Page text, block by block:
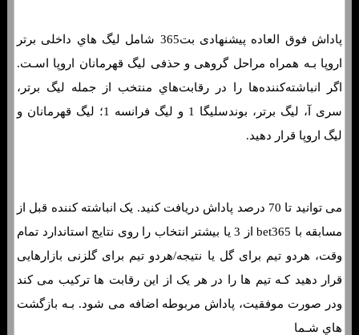
پاداش فوق العاده پیشنهادی بت365 شامل لیگ هاي‌ داخلی برتر
اروپا بـه همراه مراحل گروهی و حذفی لیگ قهرمانان اروپا اسـت.
اگر انباشته‌کننده‌ها را در رقابت‌هاي‌ منتخب از جمله لیگ برتر،
سری آ، لیگ برتر، بوندسلیگا 1 و لیگ فرانسه 1؛ لیگ قهرمانان و
لیگ اروپا قرار دهید.
می توانید تا 70 درصد پاداش دریافت کنید. یک انباشته کننده قبل از
مسابقه با bet365 از 3 یا بیشتر انتخاب را روی نتایج استاندارد تمام
وقت، هردو تیم برای گل یا نتیجه/هردو تیم برای گلزنی بازارهایی
قرار دهید کـه تیم ها را در هر یک از این رقابت ها ترکیب می کند
ودر صورت موفقیت، پاداش مربوطه اضافه می شود. بـه بازگشت
هاي‌ شـما